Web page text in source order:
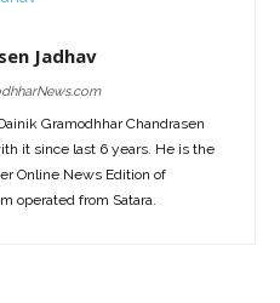
Jadhav
Gramodhhar Chandrasen
it since last 6 years. He is the
Online News Edition of
operated from Satara.